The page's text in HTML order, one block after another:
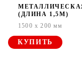
(ДЛИНА 1,5М)
1500 x 200 мм
КУПИТЬ